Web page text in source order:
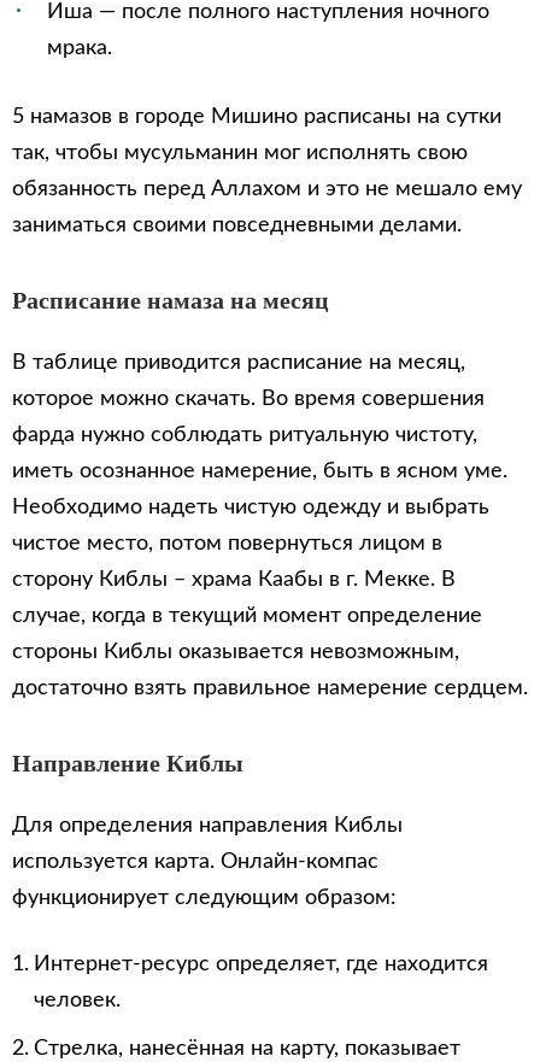
Иша — после полного наступления ночного
мрака.
5 намазов в городе Мишино расписаны на сутки
так, чтобы мусульманин мог исполнять свою
обязанность перед Аллахом и это не мешало ему
заниматься своими повседневными делами.
Расписание намаза на месяц
В таблице приводится расписание на месяц,
которое можно скачать. Во время совершения
фарда нужно соблюдать ритуальную чистоту,
иметь осознанное намерение, быть в ясном уме.
Необходимо надеть чистую одежду и выбрать
чистое место, потом повернуться лицом в
сторону Киблы – храма Каабы в г. Мекке. В
случае, когда в текущий момент определение
стороны Киблы оказывается невозможным,
достаточно взять правильное намерение сердцем.
Направление Киблы
Для определения направления Киблы
используется карта. Онлайн-компас
функционирует следующим образом:
Интернет-ресурс определяет, где находится
человек.
Стрелка, нанесённая на карту, показывает